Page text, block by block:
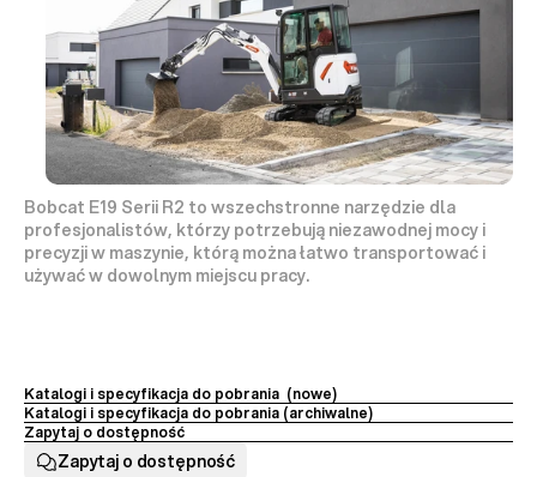
Bobcat E19 Serii R2 to wszechstronne narzędzie dla
profesjonalistów, którzy potrzebują niezawodnej mocy i
precyzji w maszynie, którą można łatwo transportować i
używać w dowolnym miejscu pracy.
Katalogi i specyfikacja do pobrania  (nowe)
Katalogi i specyfikacja do pobrania (archiwalne)
Zapytaj o dostępność
Zapytaj o dostępność